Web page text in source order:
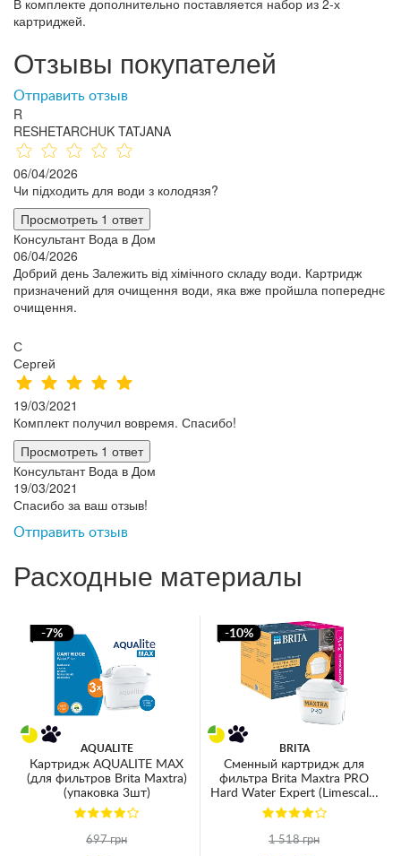
картриджей.
Отзывы покупателей
Отправить отзыв
R
RESHETARCHUK TATJANA
06/04/2026
Чи підходить для води з колодязя?
Просмотреть 1 ответ
Консультант Вода в Дом
06/04/2026
Добрий день Залежить від хімічного складу води. Картридж
призначений для очищення води, яка вже пройшла попереднє
очищення.
С
Сергей
19/03/2021
Комплект получил вовремя. Спасибо!
Просмотреть 1 ответ
Консультант Вода в Дом
19/03/2021
Спасибо за ваш отзыв!
Отправить отзыв
Расходные материалы
-7%
AQUALITE
Картридж AQUALITE MAX
(для фильтров Brita Maxtra)
(упаковка 3шт)
697 грн
-10%
BRITA
Сменный картридж для
фильтра Brita Maxtra PRO
Hard Water Expert (Limescale)
для жесткой воды (4 шт)
1 518 грн